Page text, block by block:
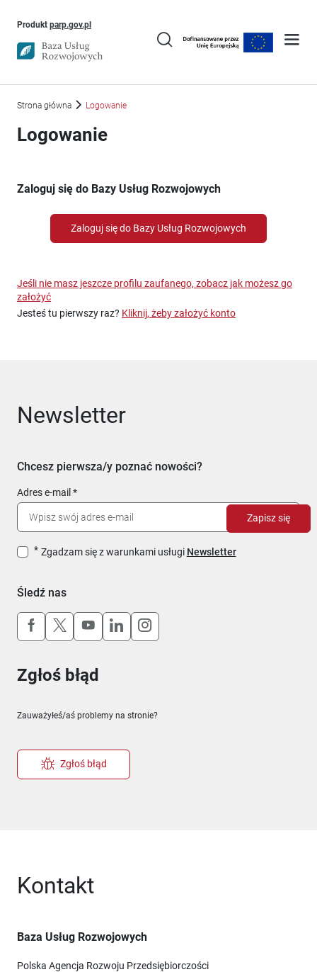
Produkt parp.gov.plUwaga, link otworzy się w nowym oknie
Strona główna Logowanie
Logowanie
Zaloguj się do Bazy Usług Rozwojowych
Zaloguj się do Bazy Usług Rozwojowych
Jeśli nie masz jeszcze profilu zaufanego, zobacz jak możesz go
założyć
Jesteś tu pierwszy raz? Kliknij, żeby założyć konto
Newsletter
Chcesz pierwsza/y poznać nowości?
Adres e-mail
Zgadzam się z warunkami usługi Newsletter
Zapisz się
Śledź nas
Uwaga, link otworzy się w nowym oknie
Uwaga, link otworzy się w nowym oknie
Uwaga, link otworzy się w nowym
Uwaga, link otworzy się w
Uwaga, link otworzy się w
Zgłoś błąd
Zauważyłeś/aś problemy na stronie?
Zgłoś błąd
Kontakt
Baza Usług Rozwojowych
Polska Agencja Rozwoju Przedsiębiorczości